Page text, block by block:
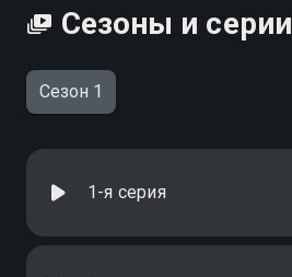
Сезоны и серии
Сезон 1
1-я серия